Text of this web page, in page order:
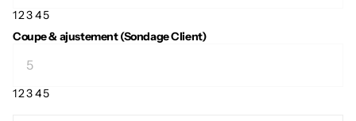
12345
Coupe & ajustement (Sondage Client)
12345